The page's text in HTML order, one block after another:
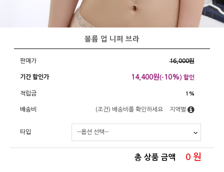
볼륨 업 니퍼 브라
판매가 16,000원
기간 할인가 14,400원(- 10%) 할인
적립금 1%
배송비 (조건) 배송비를 확인하세요 지역별
타입
총 상품 금액 0 원